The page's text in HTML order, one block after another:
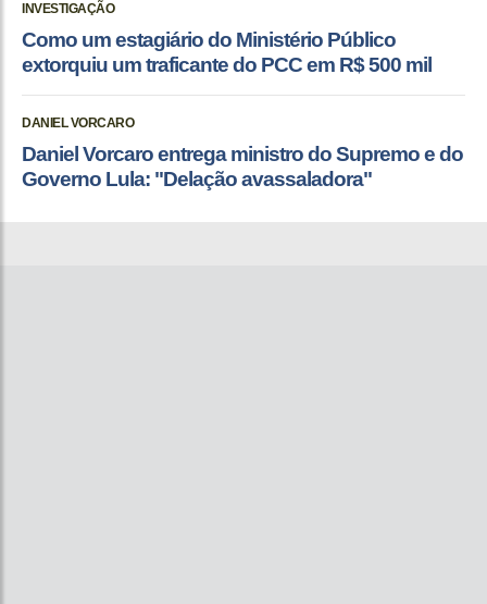
INVESTIGAÇÃO
Como um estagiário do Ministério Público
extorquiu um traficante do PCC em R$ 500 mil
DANIEL VORCARO
Daniel Vorcaro entrega ministro do Supremo e do
Governo Lula: "Delação avassaladora"